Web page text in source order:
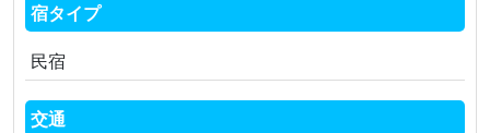
宿タイプ
民宿
交通